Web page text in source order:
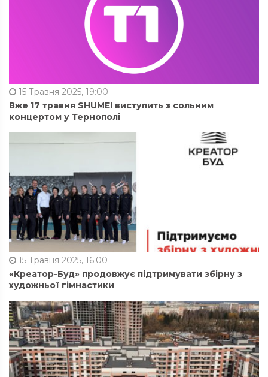
15 Травня 2025, 19:00
Вже 17 травня SHUMEI виступить з сольним
концертом у Тернополі
15 Травня 2025, 16:00
«Креатор-Буд» продовжує підтримувати збірну з
художньої гімнастики